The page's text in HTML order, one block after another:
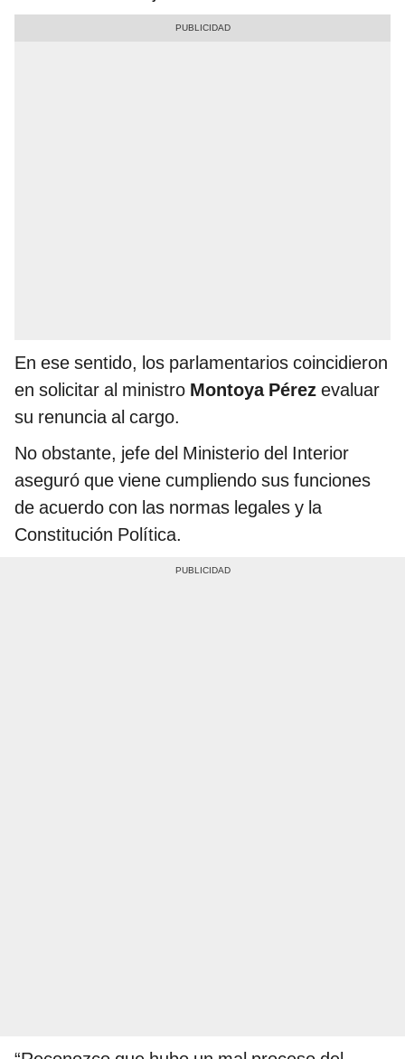
En ese sentido, los parlamentarios coincidieron
en solicitar al ministro Montoya Pérez evaluar
su renuncia al cargo.
No obstante, jefe del Ministerio del Interior
aseguró que viene cumpliendo sus funciones
de acuerdo con las normas legales y la
Constitución Política.